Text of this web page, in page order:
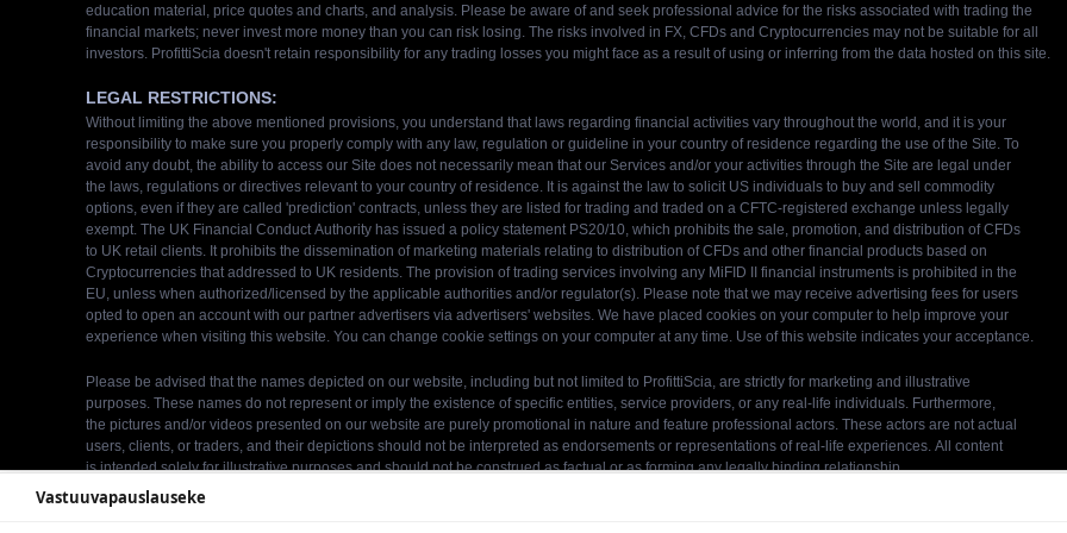
We use cookies to enhance your browsing experience. By continuing to use our website, you agree to our use of
Vastuuvapauslauseke